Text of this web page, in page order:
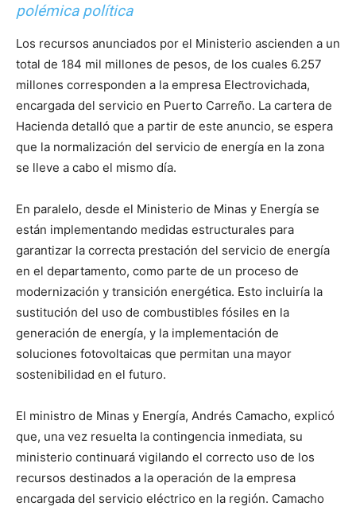
polémica política
Los recursos anunciados por el Ministerio ascienden a un
total de 184 mil millones de pesos, de los cuales 6.257
millones corresponden a la empresa Electrovichada,
encargada del servicio en Puerto Carreño. La cartera de
Hacienda detalló que a partir de este anuncio, se espera
que la normalización del servicio de energía en la zona
se lleve a cabo el mismo día.
En paralelo, desde el Ministerio de Minas y Energía se
están implementando medidas estructurales para
garantizar la correcta prestación del servicio de energía
en el departamento, como parte de un proceso de
modernización y transición energética. Esto incluiría la
sustitución del uso de combustibles fósiles en la
generación de energía, y la implementación de
soluciones fotovoltaicas que permitan una mayor
sostenibilidad en el futuro.
El ministro de Minas y Energía, Andrés Camacho, explicó
que, una vez resuelta la contingencia inmediata, su
ministerio continuará vigilando el correcto uso de los
recursos destinados a la operación de la empresa
encargada del servicio eléctrico en la región. Camacho